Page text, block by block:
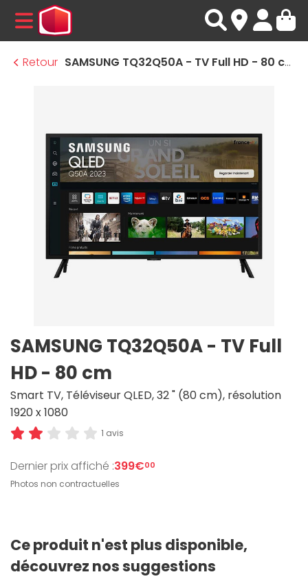
MENU
Retour
SAMSUNG TQ32Q50A - TV Full HD - 80 cm
SAMSUNG TQ32Q50A - TV Full
HD - 80 cm
Smart TV, Téléviseur QLED, 32 " (80 cm), résolution
1920 x 1080
1 avis
Dernier prix affiché :399€00
Photos non contractuelles
Ce produit n'est plus disponible,
découvrez nos suggestions